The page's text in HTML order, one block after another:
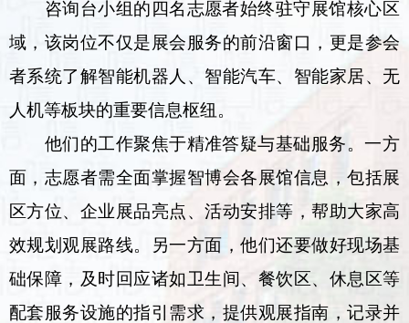
咨询台小组的四名志愿者始终驻守展馆核心区
域，该岗位不仅是展会服务的前沿窗口，更是参会
者系统了解智能机器人、智能汽车、智能家居、无
人机等板块的重要信息枢纽。
他们的工作聚焦于精准答疑与基础服务。一方
面，志愿者需全面掌握智博会各展馆信息，包括展
区方位、企业展品亮点、活动安排等，帮助大家高
效规划观展路线。另一方面，他们还要做好现场基
础保障，及时回应诸如卫生间、餐饮区、休息区等
配套服务设施的指引需求，提供观展指南，记录并